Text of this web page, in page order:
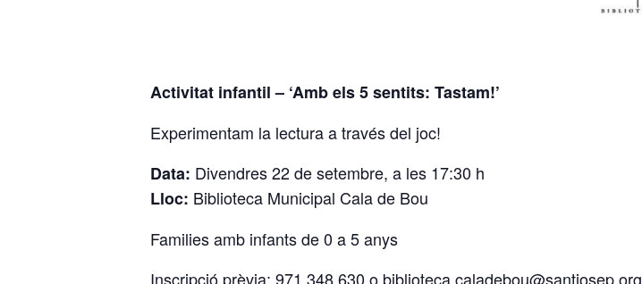
Activitat infantil – ‘Amb els 5 sentits: Tastam!’
Experimentam la lectura a través del joc!
Data: Divendres 22 de setembre, a les 17:30 h
Lloc: Biblioteca Municipal Cala de Bou
Families amb infants de 0 a 5 anys
Inscripció prèvia: 971 348 630 o biblioteca.caladebou@santjosep.org